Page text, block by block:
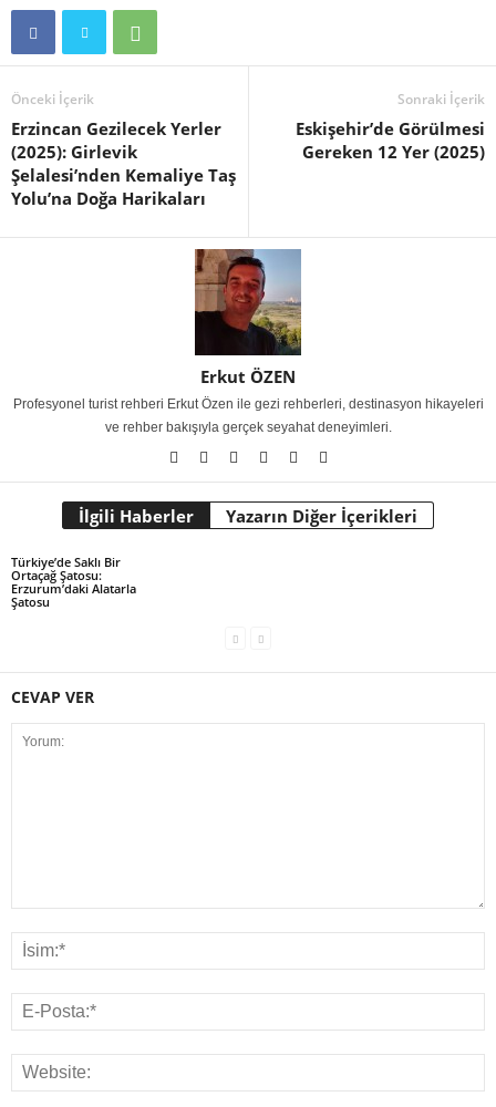
Önceki İçerik
Erzincan Gezilecek Yerler
(2025): Girlevik
Şelalesi’nden Kemaliye Taş
Yolu’na Doğa Harikaları
Sonraki İçerik
Eskişehir’de Görülmesi
Gereken 12 Yer (2025)
Erkut ÖZEN
Profesyonel turist rehberi Erkut Özen ile gezi rehberleri, destinasyon hikayeleri
ve rehber bakışıyla gerçek seyahat deneyimleri.
İlgili Haberler Yazarın Diğer İçerikleri
Türkiye’de Saklı Bir
Ortaçağ Şatosu:
Erzurum’daki Alatarla
Şatosu
CEVAP VER